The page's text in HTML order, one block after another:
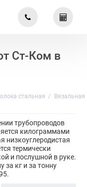
Ст-Ком в
стальная Вязальная
трубопроводов
килограммами
низкоуглеродистая
термически
и послушной в руке.
за кг и за тонну